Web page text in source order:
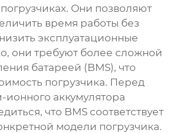
Они позволяют
время работы без
эксплуатационные
они требуют более сложной
батареей (BMS), что
погрузчика. Перед
ионного аккумулятора
что BMS соответствует
модели погрузчика.